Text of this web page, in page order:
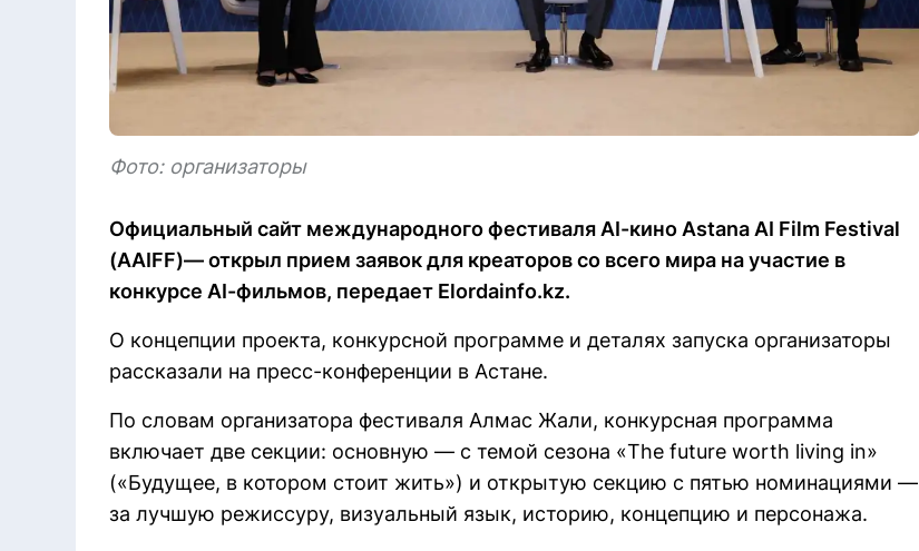
Фото: организаторы
Официальный сайт международного фестиваля AI-кино Astana AI Film Festival
(AAIFF)— открыл прием заявок для креаторов со всего мира на участие в
конкурсе AI-фильмов, передает Elordainfo.kz.
О концепции проекта, конкурсной программе и деталях запуска организаторы
рассказали на пресс-конференции в Астане.
По словам организатора фестиваля Алмас Жали, конкурсная программа
включает две секции: основную — с темой сезона «The future worth living in»
(«Будущее, в котором стоит жить») и открытую секцию с пятью номинациями —
за лучшую режиссуру, визуальный язык, историю, концепцию и персонажа.